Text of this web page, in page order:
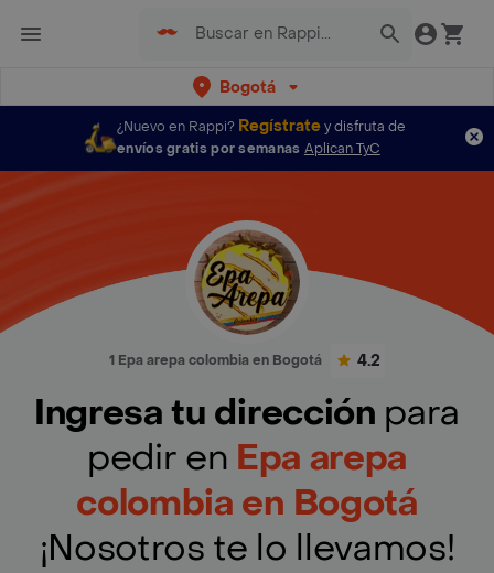
Bogotá
¿Nuevo en Rappi? Regístratey disfruta de
envíos gratis por semanas Aplican TyC
1 Epa arepa colombia en Bogotá 4.2
Ingresa tu dirección para
pedir en Epa arepa
colombia en Bogotá
¡Nosotros te lo llevamos!